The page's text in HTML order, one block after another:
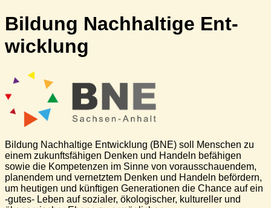
Bildung Nach­hal­tige Ent­
wick­lung
Bildung Nachhaltige Entwicklung (BNE) soll Menschen zu
einem zukunftsfähigen Denken und Handeln befähigen
sowie die Kompetenzen im Sinne von vorausschauendem,
planendem und vernetztem Denken und Handeln befördern,
um heutigen und künftigen Generationen die Chance auf ein
-gutes- Leben auf sozialer, ökologischer, kultureller und